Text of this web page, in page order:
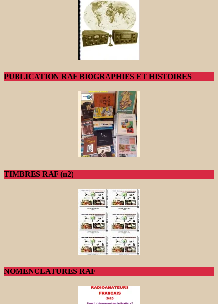
PUBLICATION RAF BIOGRAPHIES ET HISTOIRES
TIMBRES RAF (n2)
NOMENCLATURES RAF